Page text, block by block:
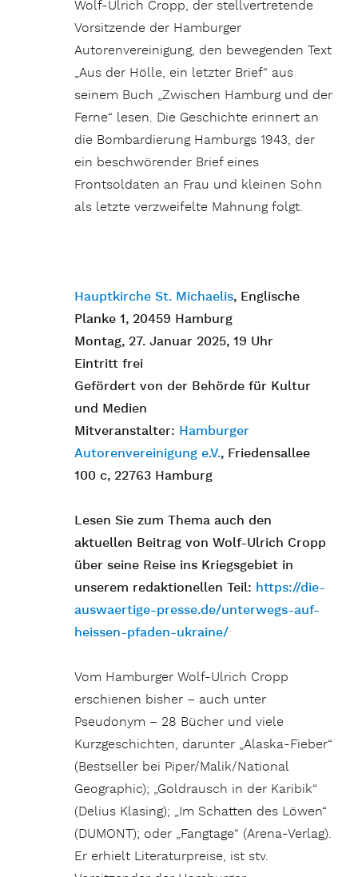
Wolf-Ulrich Cropp, der stellvertretende
Vorsitzende der Hamburger
Autorenvereinigung, den bewegenden Text
„Aus der Hölle, ein letzter Brief“ aus
seinem Buch „Zwischen Hamburg und der
Ferne“ lesen. Die Geschichte erinnert an
die Bombardierung Hamburgs 1943, der
ein beschwörender Brief eines
Frontsoldaten an Frau und kleinen Sohn
als letzte verzweifelte Mahnung folgt.
Hauptkirche St. Michaelis, Englische
Planke 1, 20459 Hamburg
Montag, 27. Januar 2025, 19 Uhr
Eintritt frei
Gefördert von der Behörde für Kultur
und Medien
Mitveranstalter: Hamburger
Autorenvereinigung e.V., Friedensallee
100 c, 22763 Hamburg
Lesen Sie zum Thema auch den
aktuellen Beitrag von Wolf-Ulrich Cropp
über seine Reise ins Kriegsgebiet in
unserem redaktionellen Teil: https://die-
auswaertige-presse.de/unterwegs-auf-
heissen-pfaden-ukraine/
Vom Hamburger Wolf-Ulrich Cropp
erschienen bisher – auch unter
Pseudonym – 28 Bücher und viele
Kurzgeschichten, darunter „Alaska-Fieber“
(Bestseller bei Piper/Malik/National
Geographic); „Goldrausch in der Karibik“
(Delius Klasing); „Im Schatten des Löwen“
(DUMONT); oder „Fangtage“ (Arena-Verlag).
Er erhielt Literaturpreise, ist stv.